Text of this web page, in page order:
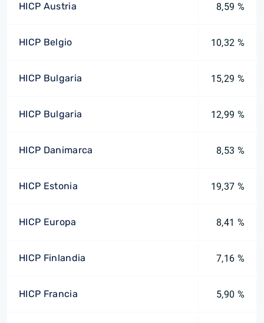
HICP Austria 8,59 %
HICP Belgio 10,32 %
HICP Bulgaria 15,29 %
HICP Bulgaria 12,99 %
HICP Danimarca 8,53 %
HICP Estonia 19,37 %
HICP Europa 8,41 %
HICP Finlandia 7,16 %
HICP Francia 5,90 %